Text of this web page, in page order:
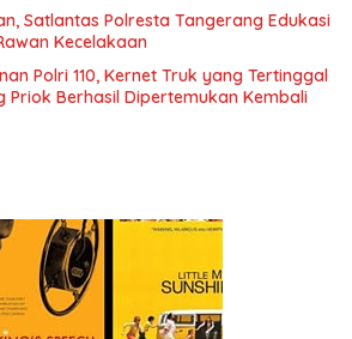
Satlantas Polresta Tangerang Edukasi
Kecelakaan
Polri 110, Kernet Truk yang Tertinggal
Priok Berhasil Dipertemukan Kembali